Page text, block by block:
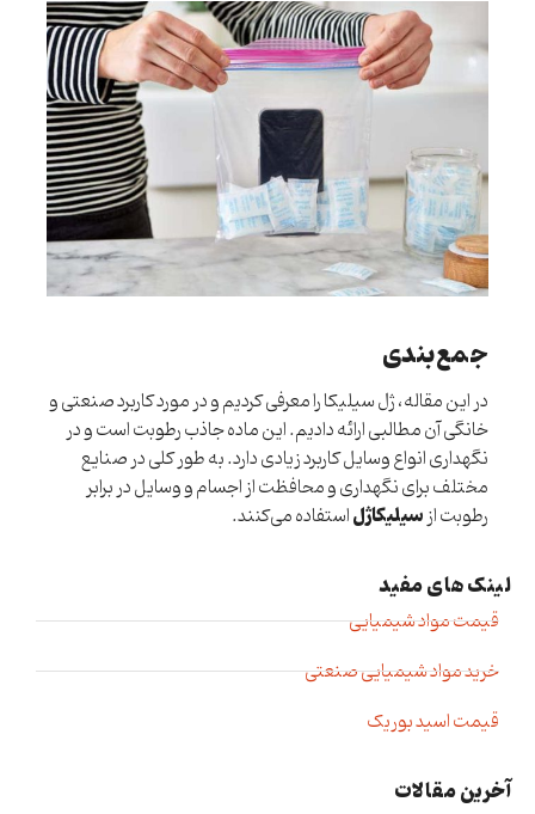
جمع‌بندی
در این مقاله، ژل سیلیکا را معرفی کردیم و در مورد کاربرد صنعتی و
خانگی آن مطالبی ارائه دادیم. این ماده جاذب رطوبت است و در
نگهداری انواع وسایل کاربرد زیادی دارد. به طور کلی در صنایع
مختلف برای نگهداری و محافظت از اجسام و وسایل در برابر
رطوبت از سیلیکاژلاستفاده می‌کنند.
لینک های مفید​
قیمت مواد شیمیایی
خرید مواد شیمیایی صنعتی
قیمت اسید بوریک
آخرین مقالات